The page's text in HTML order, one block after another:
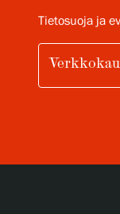
Tietosuoja ja